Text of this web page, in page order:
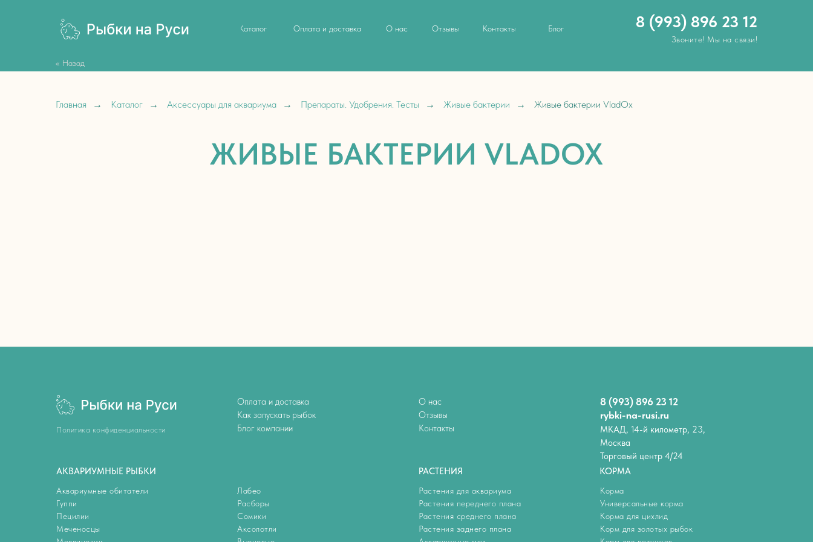
8 (993) 896 23 12
Звоните! Мы на связи!
Каталог Оплата и доставка О нас Отзывы Контакты Блог
<< Назад
Главная → Каталог → Аксессуары для аквариума → Препараты. Удобрения. Тесты → Живые бактерии → Живые бактерии VladOx
ЖИВЫЕ БАКТЕРИИ VLADOX
Политика конфиденциальности
Оплата и доставка
Как запускать рыбок
Блог компании
Аквариумные обитатели
Гуппи
Пецилии
Меченосцы
Лабео
Расборы
Сомики
Аксолотли
Растения для аквариума
Растения переднего плана
Растения среднего плана
Растения заднего плана
Корма
Универсальные корма
Корма для цихлид
Корм для золотых рыбок
О нас
Отзывы
Контакты
8 (993) 896 23 12
rybki-na-rusi.ru
АКВАРИУМНЫЕ РЫБКИ РАСТЕНИЯ КОРМА
МКАД, 14-й километр, 23,
Москва
Торговый центр 4/24